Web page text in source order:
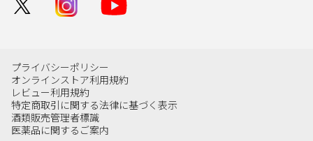
プライバシーポリシー
オンラインストア利用規約
レビュー利用規約
特定商取引に関する法律に基づく表示
酒類販売管理者標識
医薬品に関するご案内